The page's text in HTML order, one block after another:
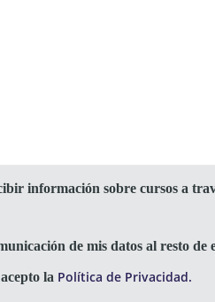
información sobre cursos a
de mis datos al resto de
la Política de Privacidad.